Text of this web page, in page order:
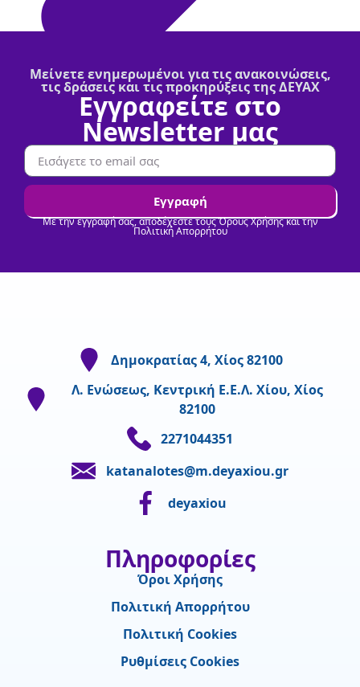
Μείνετε ενημερωμένοι για τις ανακοινώσεις,
τις δράσεις και τις προκηρύξεις της ΔΕΥΑΧ
Εγγραφείτε στο
Newsletter μας
Εγγραφή
Με την εγγραφή σας, αποδέχεστε τους Όρους Χρήσης και την
Πολιτική Απορρήτου
Δημοκρατίας 4, Χίος 82100
Λ. Ενώσεως, Κεντρική Ε.Ε.Λ. Χίου, Χίος
82100
2271044351
katanalotes@m.deyaxiou.gr
deyaxiou
Πληροφορίες
Όροι Χρήσης
Πολιτική Απορρήτου
Πολιτική Cookies
Ρυθμίσεις Cookies